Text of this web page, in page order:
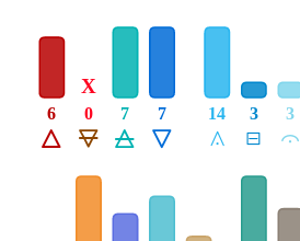
Á
6
Ë
0
X
Ô
7
Ê
7
Å
14
É
3
Ă
3